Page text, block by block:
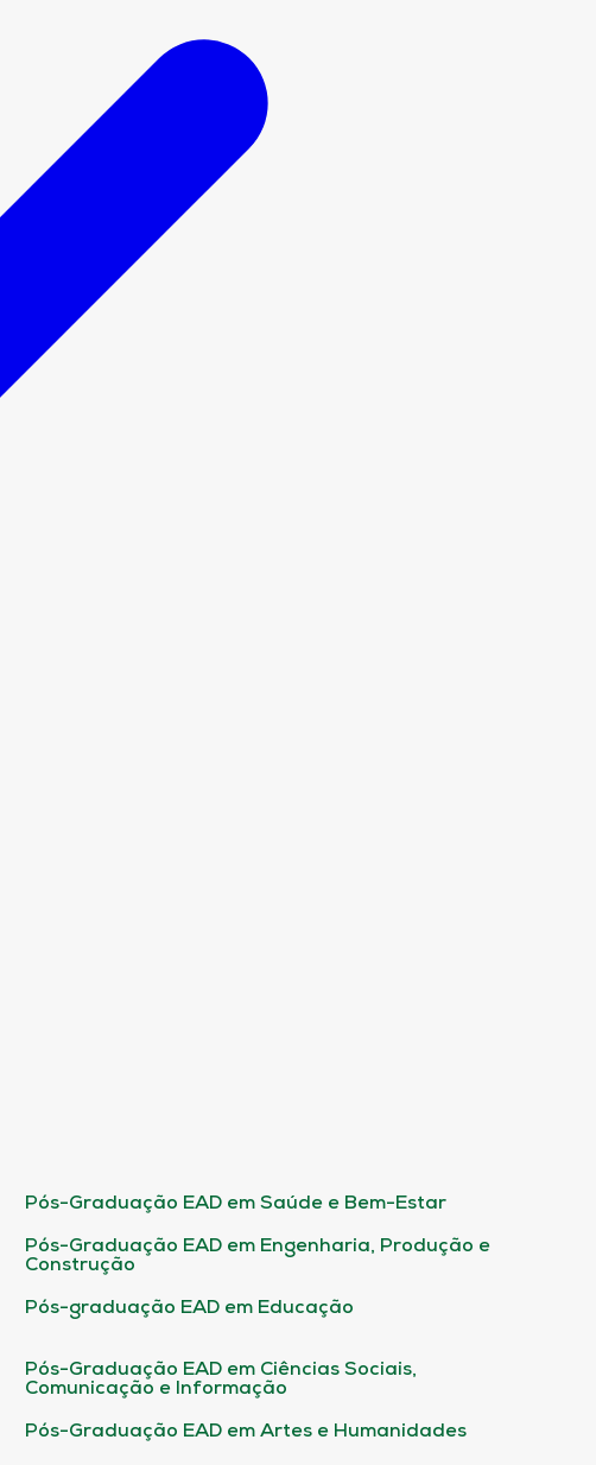
Pós-Graduação EAD em Saúde e Bem-Estar
Pós-Graduação EAD em Engenharia, Produção e
Construção
Pós-graduação EAD em Educação
Pós-Graduação EAD em Ciências Sociais,
Comunicação e Informação
Pós-Graduação EAD em Artes e Humanidades